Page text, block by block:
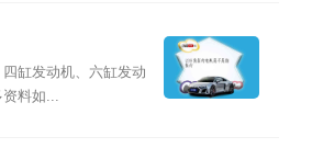
缸发动机、六缸发动
料如...